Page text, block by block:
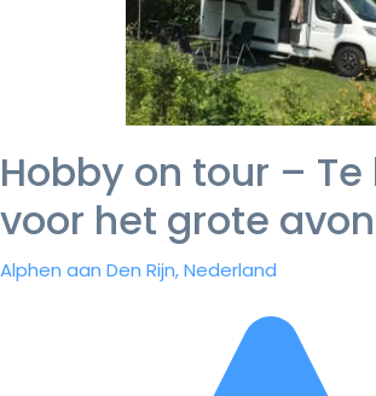
Hobby on tour – Te
voor het grote
Alphen aan Den Rijn, Nederland